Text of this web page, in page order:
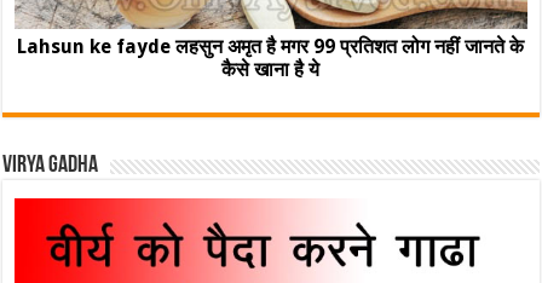
Lahsun ke fayde लहसुन अमृत है मगर 99 प्रतिशत लोग नहीं जानते के
कैसे खाना है ये
Virya Gadha